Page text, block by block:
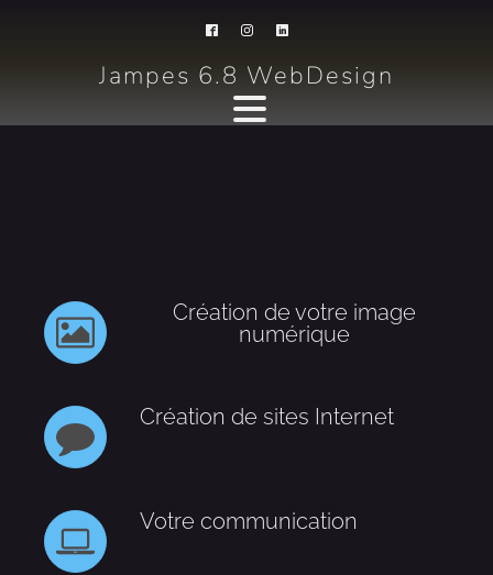
Jampes 6.8 WebDesign
Création de votre image
numérique
Création de sites Internet
Votre communication